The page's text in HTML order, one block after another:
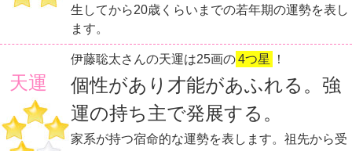
生してから20歳くらいまでの若年期の運勢を表し
ます。
天運
伊藤聡太さんの天運は25画の4つ星 ！
個性があり才能があふれる。強
運の持ち主で発展する。
家系が持つ宿命的な運勢を表します。祖先から受